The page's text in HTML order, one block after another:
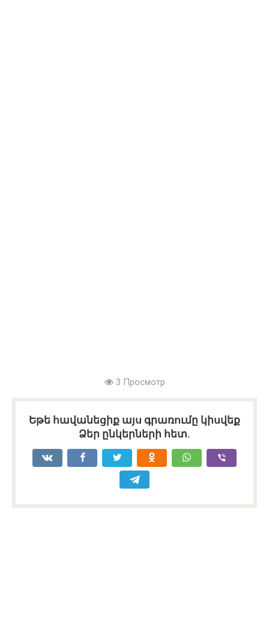
3 Просмотр
Եթե հավանեցիք այս գրառումը կիսվեք
Ձեր ընկերների հետ.